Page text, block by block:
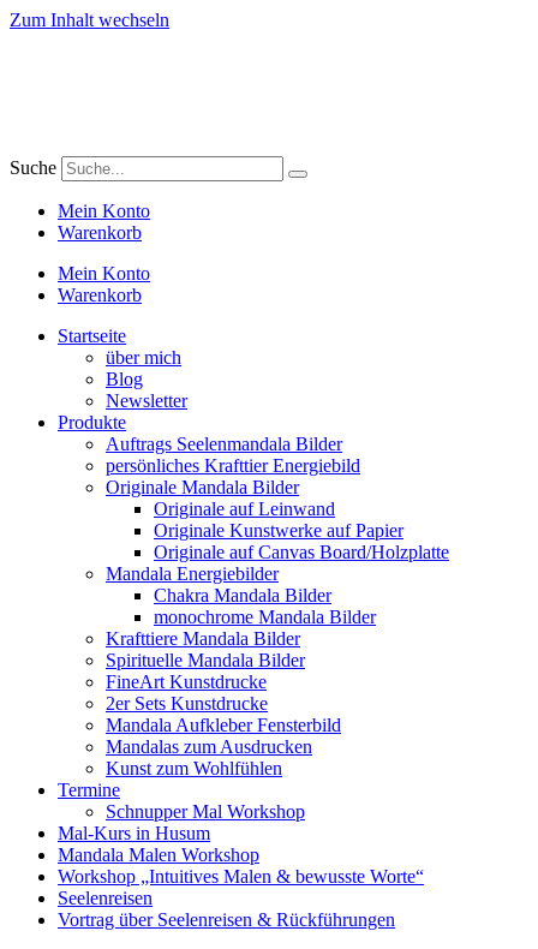
Zum Inhalt wechseln
Suche
Mein Konto
Warenkorb
Mein Konto
Warenkorb
Startseite
über mich
Blog
Newsletter
Produkte
Auftrags Seelenmandala Bilder
persönliches Krafttier Energiebild
Originale Mandala Bilder
Originale auf Leinwand
Originale Kunstwerke auf Papier
Originale auf Canvas Board/Holzplatte
Mandala Energiebilder
Chakra Mandala Bilder
monochrome Mandala Bilder
Krafttiere Mandala Bilder
Spirituelle Mandala Bilder
FineArt Kunstdrucke
2er Sets Kunstdrucke
Mandala Aufkleber Fensterbild
Mandalas zum Ausdrucken
Kunst zum Wohlfühlen
Termine
Schnupper Mal Workshop
Mal-Kurs in Husum
Mandala Malen Workshop
Workshop „Intuitives Malen & bewusste Worte“
Seelenreisen
Vortrag über Seelenreisen & Rückführungen